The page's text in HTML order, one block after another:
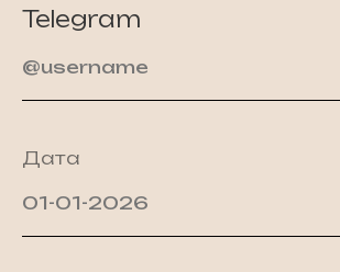
Telegram
Дата